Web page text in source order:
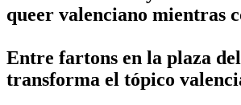
queer valenciano mientras
Entre fartons en la plaza
transforma el tópico